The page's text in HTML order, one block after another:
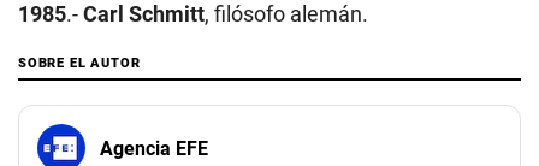
1985.-Carl Schmitt, filósofo alemán.
SOBRE EL AUTOR
Agencia EFE